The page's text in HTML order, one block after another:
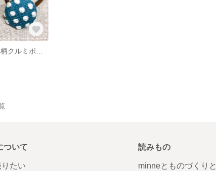
ついて
たい
読みもの
minneとものづくりと